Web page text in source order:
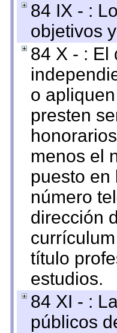
84 IX - :
objetivos
84 X - : El
o
presten
menos el
puesto en
número
dirección
título
estudios.
84 XI - :
públicos